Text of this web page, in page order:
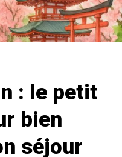
: le petit
bien
séjour